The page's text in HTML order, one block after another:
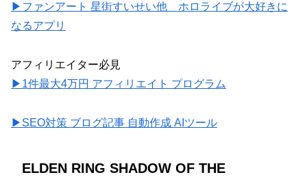
▶ファンアート 星街すいせい他 ホロライブが大好きに
なるアプリ
アフィリエイター必見
▶1件最大4万円 アフィリエイト プログラム
▶SEO対策 ブログ記事 自動作成 AIツール
ELDEN RING SHADOW OF THE